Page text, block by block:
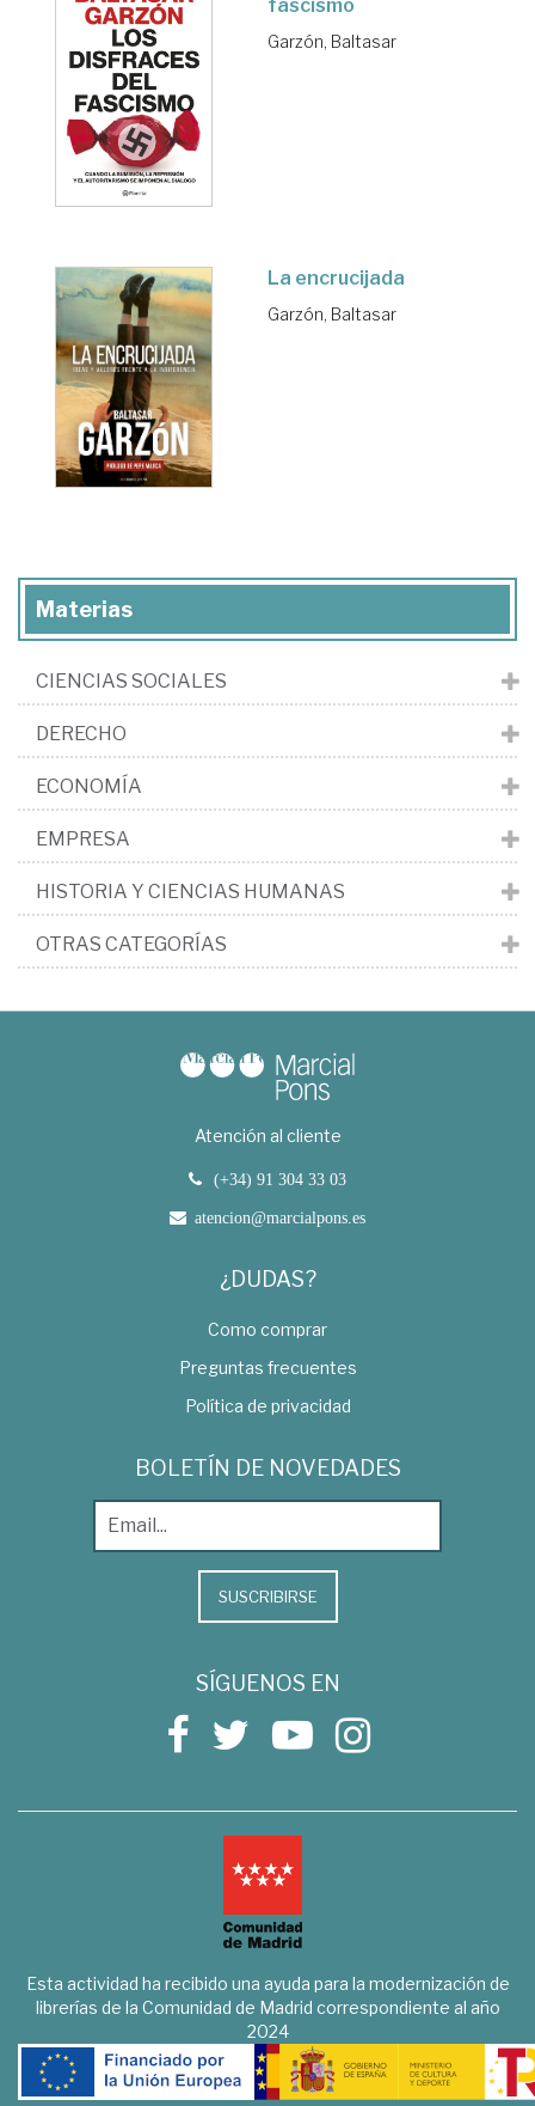
fascismo
Garzón, Baltasar
La encrucijada
Garzón, Baltasar
Materias
CIENCIAS SOCIALES
DERECHO
ECONOMÍA
EMPRESA
HISTORIA Y CIENCIAS HUMANAS
OTRAS CATEGORÍAS
Atención al cliente
(+34) 91 304 33 03
atencion@marcialpons.es
¿DUDAS?
Como comprar
Preguntas frecuentes
Política de privacidad
BOLETÍN DE NOVEDADES
SUSCRIBIRSE
SÍGUENOS EN
Esta actividad ha recibido una ayuda para la modernización de
librerías de la Comunidad de Madrid correspondiente al año
2024